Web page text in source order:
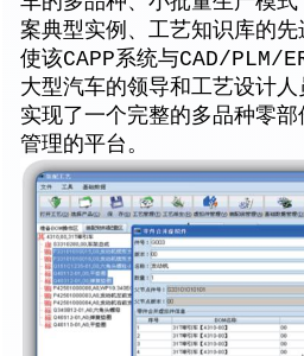
案典型实例、工艺知识库的先
使该CAPP系统与CAD/PLM/
大型汽车的领导和工艺设计
实现了一个完整的多品种零
管理的平台。